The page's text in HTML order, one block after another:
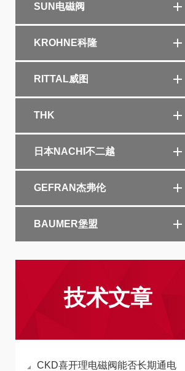
SUN电磁阀
KROHNE科隆
RITTAL威图
THK
日本NACHI不二越
GEFRAN杰弗伦
BAUMER堡盟
技术文章
CKD喜开理电磁阀能否长期通电